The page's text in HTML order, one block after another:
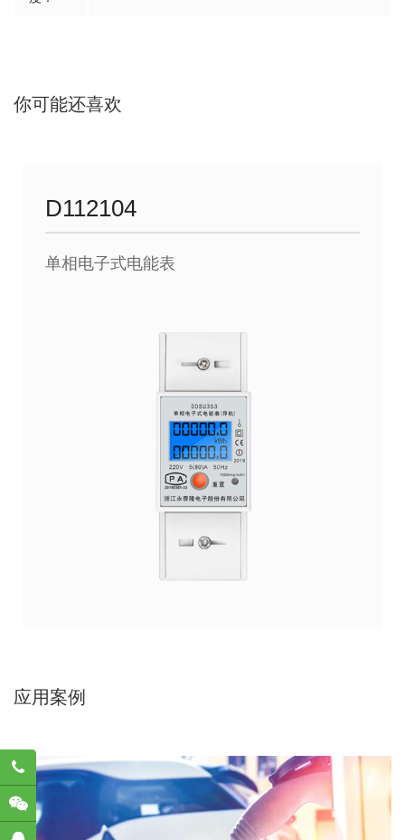
你可能还喜欢
D112104
单相电子式电能表
应用案例